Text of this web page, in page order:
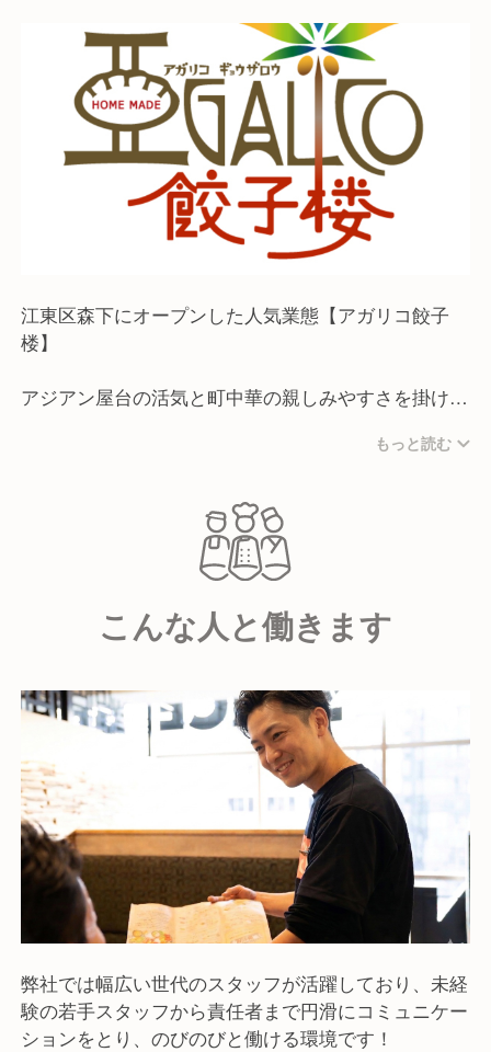
江東区森下にオープンした人気業態【アガリコ餃子
楼】
アジアン屋台の活気と町中華の親しみやすさを掛け合
離も近く、お客様同士も自然とつながれる空間に。
ネオンが灯る店内と香辛料の香りが広がる活気ある店
内は、賑やかであたたかい雰囲気が魅力！
遊び心のある演出も散りばめた、今話題の”中華×エス
ニック”業態です！
もっと読む
こんな人と働きます
弊社では幅広い世代のスタッフが活躍しており、未経
験の若手スタッフから責任者まで円滑にコミュニケー
ションをとり、のびのびと働ける環境です！